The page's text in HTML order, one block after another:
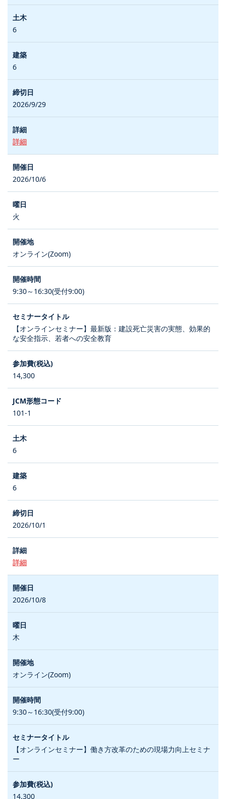
6
6
2026/9/29
詳細
2026/10/6
火
オンライン(Zoom)
9:30～16:30(受付9:00)
【オンラインセミナー】最新版：建設死亡災害の実態、効果的
な安全指示、若者への安全教育
14,300
101-1
6
6
2026/10/1
詳細
2026/10/8
木
オンライン(Zoom)
9:30～16:30(受付9:00)
【オンラインセミナー】働き方改革のための現場力向上セミナ
ー
14,300